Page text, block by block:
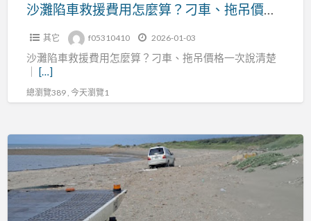
車、
格
一
次
說
清
沙灘陷車救援費用怎麼算？刁車、拖吊價格一次說清楚｜避免被亂收的完整指南
其它 f05310410 2026-01-03
沙灘陷車救援費用怎麼算？刁車、拖吊價格一次說清楚
[…]
總瀏覽389 , 今天瀏覽1
汽
卡
在
沙